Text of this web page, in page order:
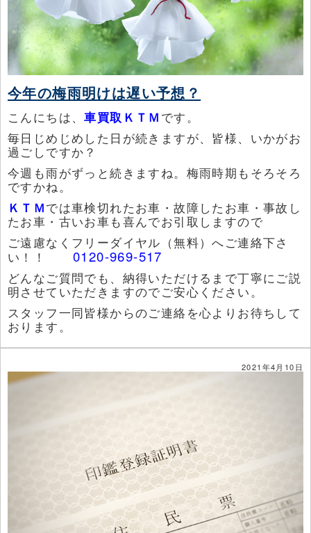
今年の梅雨明けは遅い予想？
こんにちは、車買取ＫＴＭ です。
毎日じめじめした日が続きますが、皆様、いかがお
過ごしですか？
今週も雨がずっと続きますね。梅雨時期もそろそろ
ですかね。
ＫＴＭでは車検切れたお車・故障したお車・事故し
たお車・古いお車も喜んでお引取しますので
ご遠慮なくフリーダイヤル（無料）へご連絡下さ
い！！
0120-969-517
どんなご質問でも、納得いただけるまで丁寧にご説
明させていただきますのでご安心ください。
スタッフ一同皆様からのご連絡を心よりお待ちして
おります。
2021年4月10日